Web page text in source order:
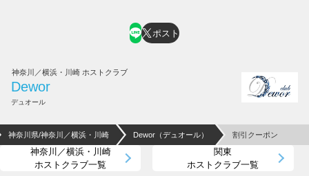
ポスト
神奈川／横浜・川崎 ホストクラブ
Dewor
デュオール
神奈川県/神奈川／横浜・川崎 Dewor（デュオール） 割引クーポン
神奈川／横浜・川崎
ホストクラブ一覧
関東
ホストクラブ一覧